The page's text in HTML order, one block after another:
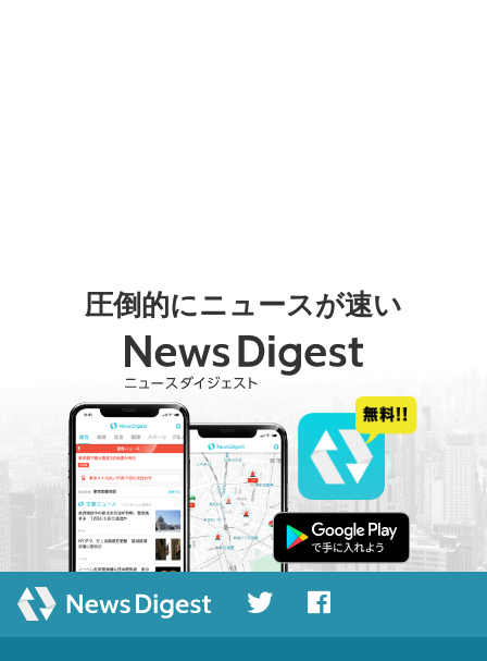
圧倒的にニュースが速い